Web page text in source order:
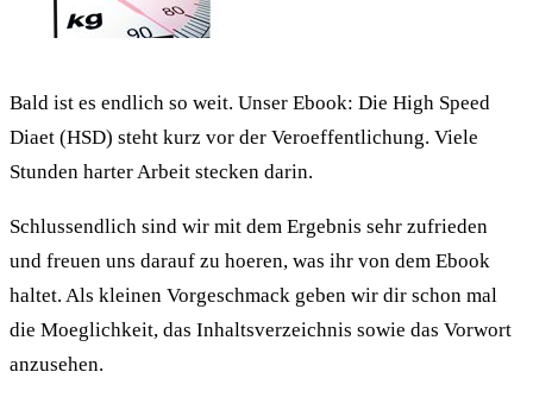
Bald ist es endlich so weit. Unser Ebook: Die High Speed
Diaet (HSD) steht kurz vor der Veroeffentlichung. Viele
Stunden harter Arbeit stecken darin.
Schlussendlich sind wir mit dem Ergebnis sehr zufrieden
und freuen uns darauf zu hoeren, was ihr von dem Ebook
haltet. Als kleinen Vorgeschmack geben wir dir schon mal
die Moeglichkeit, das Inhaltsverzeichnis sowie das Vorwort
anzusehen.